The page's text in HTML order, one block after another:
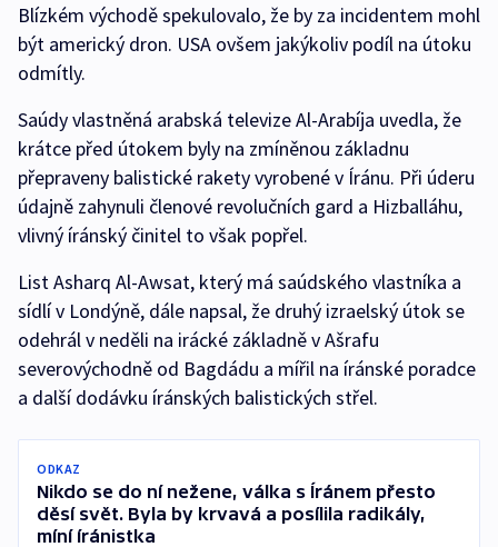
Blízkém východě spekulovalo, že by za incidentem mohl
být americký dron. USA ovšem jakýkoliv podíl na útoku
odmítly.
Saúdy vlastněná arabská televize Al-Arabíja uvedla, že
krátce před útokem byly na zmíněnou základnu
přepraveny balistické rakety vyrobené v Íránu. Při úderu
údajně zahynuli členové revolučních gard a Hizballáhu,
vlivný íránský činitel to však popřel.
List Asharq Al-Awsat, který má saúdského vlastníka a
sídlí v Londýně, dále napsal, že druhý izraelský útok se
odehrál v neděli na irácké základně v Ašrafu
severovýchodně od Bagdádu a mířil na íránské poradce
a další dodávku íránských balistických střel.
ODKAZ
Nikdo se do ní nežene, válka s Íránem přesto
děsí svět. Byla by krvavá a posílila radikály,
míní íránistka